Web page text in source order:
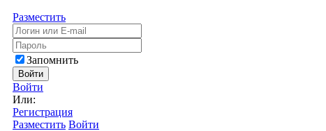
Разместить
Запомнить
Войти
Войти
Или:
Регистрация
Разместить Войти